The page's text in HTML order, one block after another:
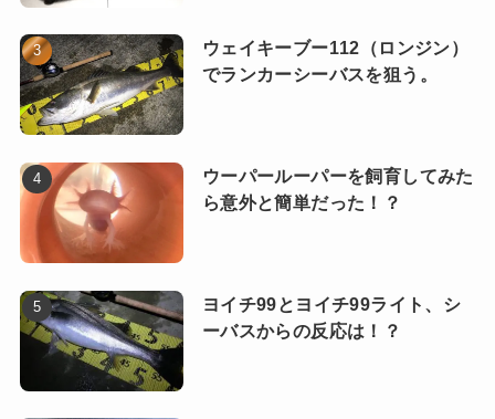
ウェイキーブー112（ロンジン）
でランカーシーバスを狙う。
ウーパールーパーを飼育してみた
ら意外と簡単だった！？
ヨイチ99とヨイチ99ライト、シ
ーバスからの反応は！？